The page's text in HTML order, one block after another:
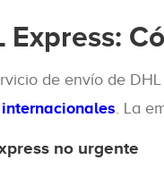
Express:
de envío de
. La
no urgente